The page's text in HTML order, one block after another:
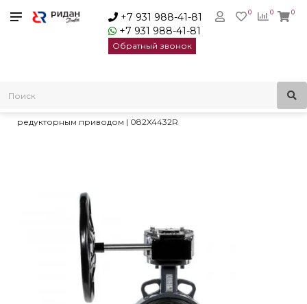
+7 931 988-41-81
+7 931 988-41-81
Обратный звонок
0
0 0
Трубопроводная арматура
редукторным приводом | 082X4432R